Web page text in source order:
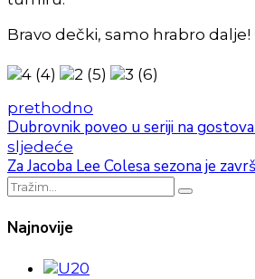
Bravo dečki, samo hrabro dalje!
prethodno
Dubrovnik poveo u seriji na
sljedeće
Za Jacoba Lee Colesa sezona je
Najnovije